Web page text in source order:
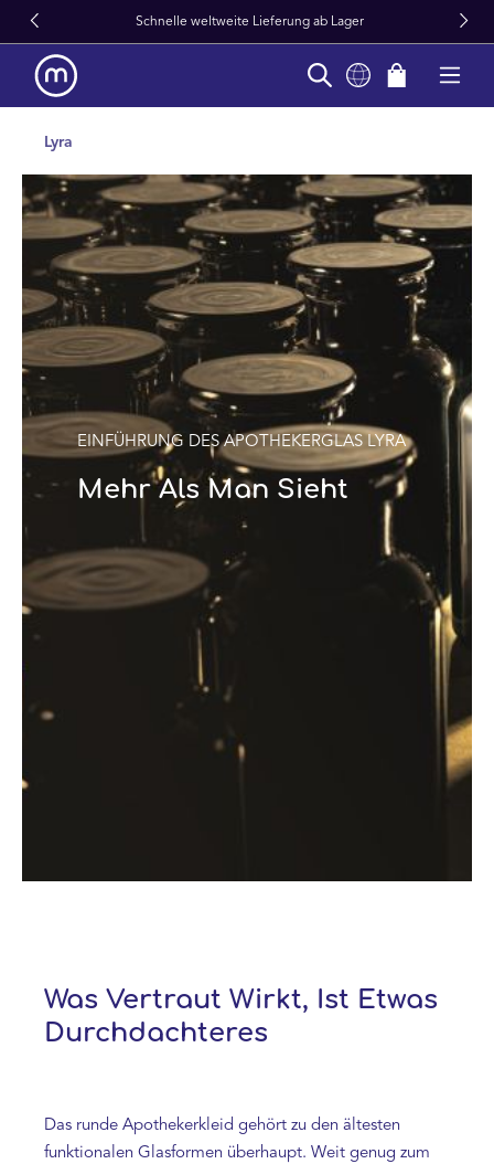
springen Schnelle weltweite Lieferung ab Lager
Lyra
EINFÜHRUNG DES APOTHEKERGLAS LYRA
Mehr Als Man Sieht
Was Vertraut Wirkt, Ist Etwas
Durchdachteres
Das runde Apothekerkleid gehört zu den ältesten
funktionalen Glasformen überhaupt. Weit genug zum